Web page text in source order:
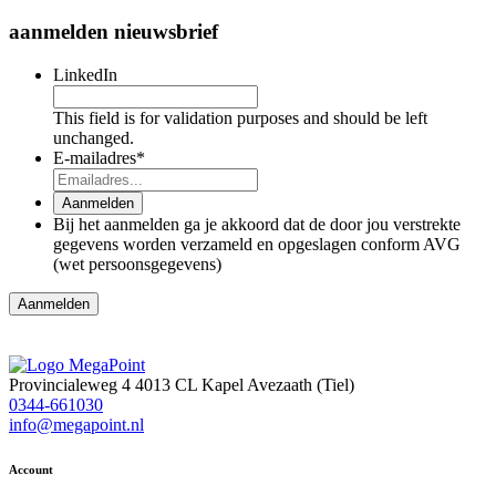
aanmelden nieuwsbrief
LinkedIn
This field is for validation purposes and should be left
unchanged.
E-mailadres*
Aanmelden
Bij het aanmelden ga je akkoord dat de door jou verstrekte
gegevens worden verzameld en opgeslagen conform AVG
(wet persoonsgegevens)
Provincialeweg 4 4013 CL Kapel Avezaath (Tiel)
0344-661030
info@megapoint.nl
Account